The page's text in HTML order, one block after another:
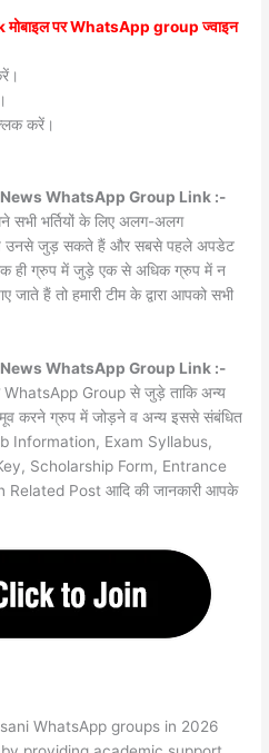
पर WhatsApp group ज्वाइन
करें।
WhatsApp Group Link :-
भर्तियों के लिए अलग-अलग
उनसे जुड़ सकते हैं और सबसे पहले अपडेट
ही ग्रुप में जुड़े एक से अधिक ग्रुप में न
हैं तो हमारी टीम के द्वारा आपको सभी
WhatsApp Group Link :-
WhatsApp Group से जुड़े ताकि अन्य
करने ग्रुप में जोड़ने व अन्य इससे संबंधित
Information, Exam Syllabus,
Scholarship Form, Entrance
Post आदि की जानकारी आपके
WhatsApp groups in 2026